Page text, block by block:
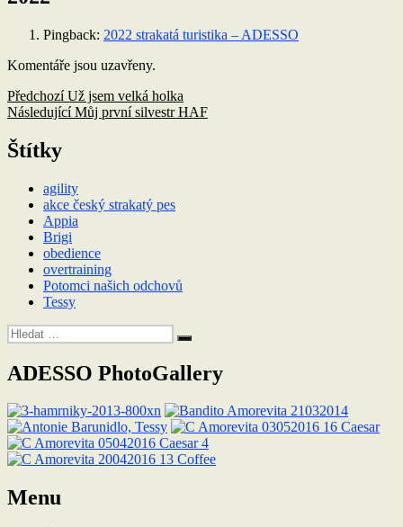
Pingback: 2022 strakatá turistika – ADESSO
Komentáře jsou uzavřeny.
Navigace
pro
příspěvek
Předchozí Předchozí
příspěvek:
Už jsem velká holka
Následující Následující
Můj první silvestr HAF
Štítky
agility
akce český strakatý pes
Appia
Brigi
obedience
overtraining
Potomci našich odchovů
Tessy
Hledat:
Hledání
ADESSO PhotoGallery
Menu